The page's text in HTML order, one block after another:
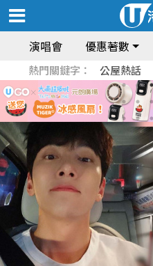
演唱會 優惠著數
熱門關鍵字： 公屋熱話